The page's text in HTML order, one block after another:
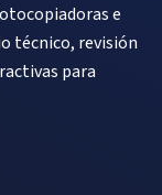
e
técnico, revisión
para